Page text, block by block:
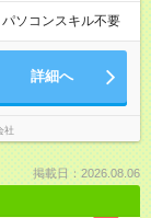
パソコンスキル不要
詳細へ
社
掲載日：2026.08.06